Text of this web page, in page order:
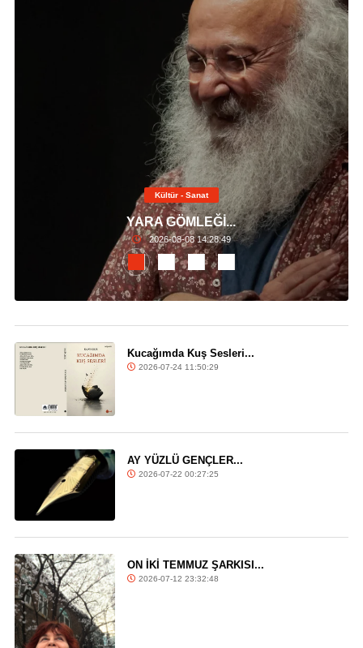
Kültür - Sanat
YARA GÖMLEĞİ...
2026-08-08 14:28:49
Kucağımda Kuş Sesleri...
2026-07-24 11:50:29
AY YÜZLÜ GENÇLER...
2026-07-22 00:27:25
ON İKİ TEMMUZ ŞARKISI...
2026-07-12 23:32:48